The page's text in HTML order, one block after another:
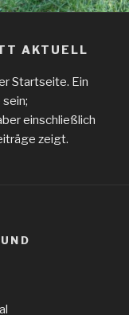
AKTUELL
Startseite. Ein
einschließlich
zeigt.